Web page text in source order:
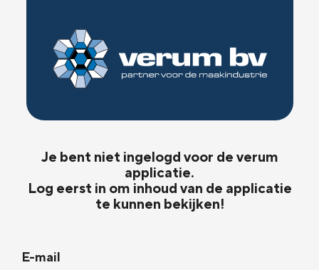
Je bent niet ingelogd voor de verum
applicatie.
Log eerst in om inhoud van de applicatie
te kunnen bekijken!
E-mail